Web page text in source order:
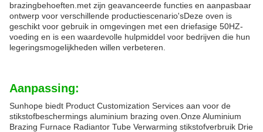
brazingbehoeften.met zijn geavanceerde functies en aanpasbaar
ontwerp voor verschillende productiescenario'sDeze oven is
geschikt voor gebruik in omgevingen met een driefasige 50HZ-
voeding en is een waardevolle hulpmiddel voor bedrijven die hun
legeringsmogelijkheden willen verbeteren.
Aanpassing:
Sunhope biedt Product Customization Services aan voor de
stikstofbeschermings aluminium brazing oven.Onze Aluminium
Brazing Furnace Radiantor Tube Verwarming stikstofverbruik Drie